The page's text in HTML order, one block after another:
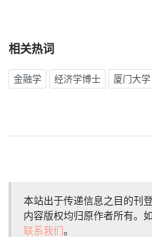
相关热词
金融学 经济学博士 厦门大学
本站出于传递信息之目的刊
内容版权均归原作者所有。
联系我们。